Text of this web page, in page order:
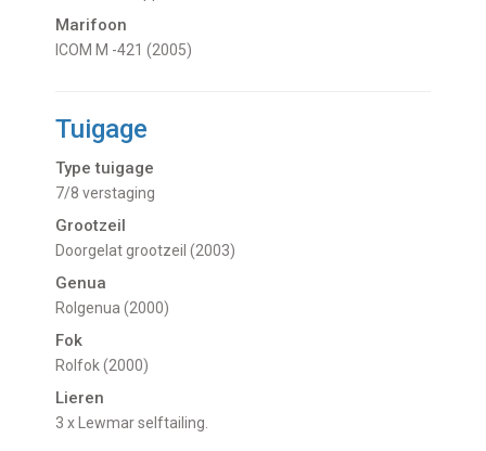
Marifoon
ICOM M -421 (2005)
Tuigage
Type tuigage
7/8 verstaging
Grootzeil
Doorgelat grootzeil (2003)
Genua
Rolgenua (2000)
Fok
Rolfok (2000)
Lieren
3 x Lewmar selftailing.